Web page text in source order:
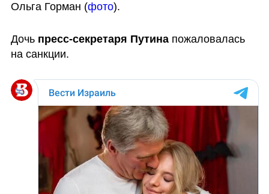
Ольга Горман (фото).
Дочь пресс-секретаря Путина пожаловалась
на санкции.